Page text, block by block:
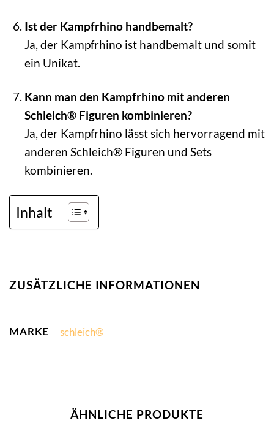
Ist der Kampfrhino handbemalt?
Ja, der Kampfrhino ist handbemalt und somit
ein Unikat.
Kann man den Kampfrhino mit anderen
Schleich® Figuren kombinieren?
Ja, der Kampfrhino lässt sich hervorragend mit
anderen Schleich® Figuren und Sets
kombinieren.
Inhalt
ZUSÄTZLICHE INFORMATIONEN
MARKE schleich®
ÄHNLICHE PRODUKTE